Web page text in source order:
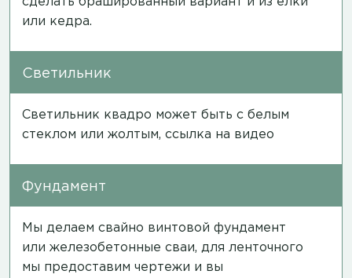
или кедра.
Светильник
Светильник квадро может быть с белым
стеклом или жолтым, ссылка на видео
Фундамент
Мы делаем свайно винтовой фундамент
или железобетонные сваи, для ленточного
мы предоставим чертежи и вы